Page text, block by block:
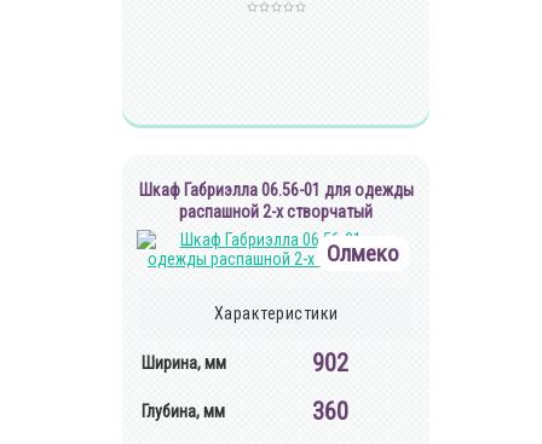
Шкаф Габриэлла 06.56-01 для одежды
распашной 2-х створчатый
Олмеко
Характеристики
Ширина, мм 902
Глубина, мм 360